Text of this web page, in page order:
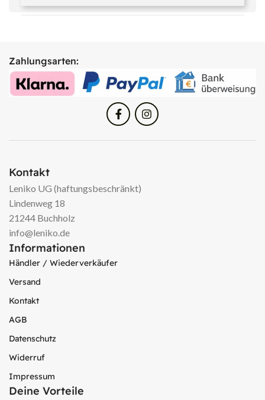
Zahlungsarten:
Kontakt
Leniko UG (haftungsbeschränkt)
Lindenweg 18
21244 Buchholz
info@leniko.de
Informationen
Händler / Wiederverkäufer
Versand
Kontakt
AGB
Datenschutz
Widerruf
Impressum
Deine Vorteile